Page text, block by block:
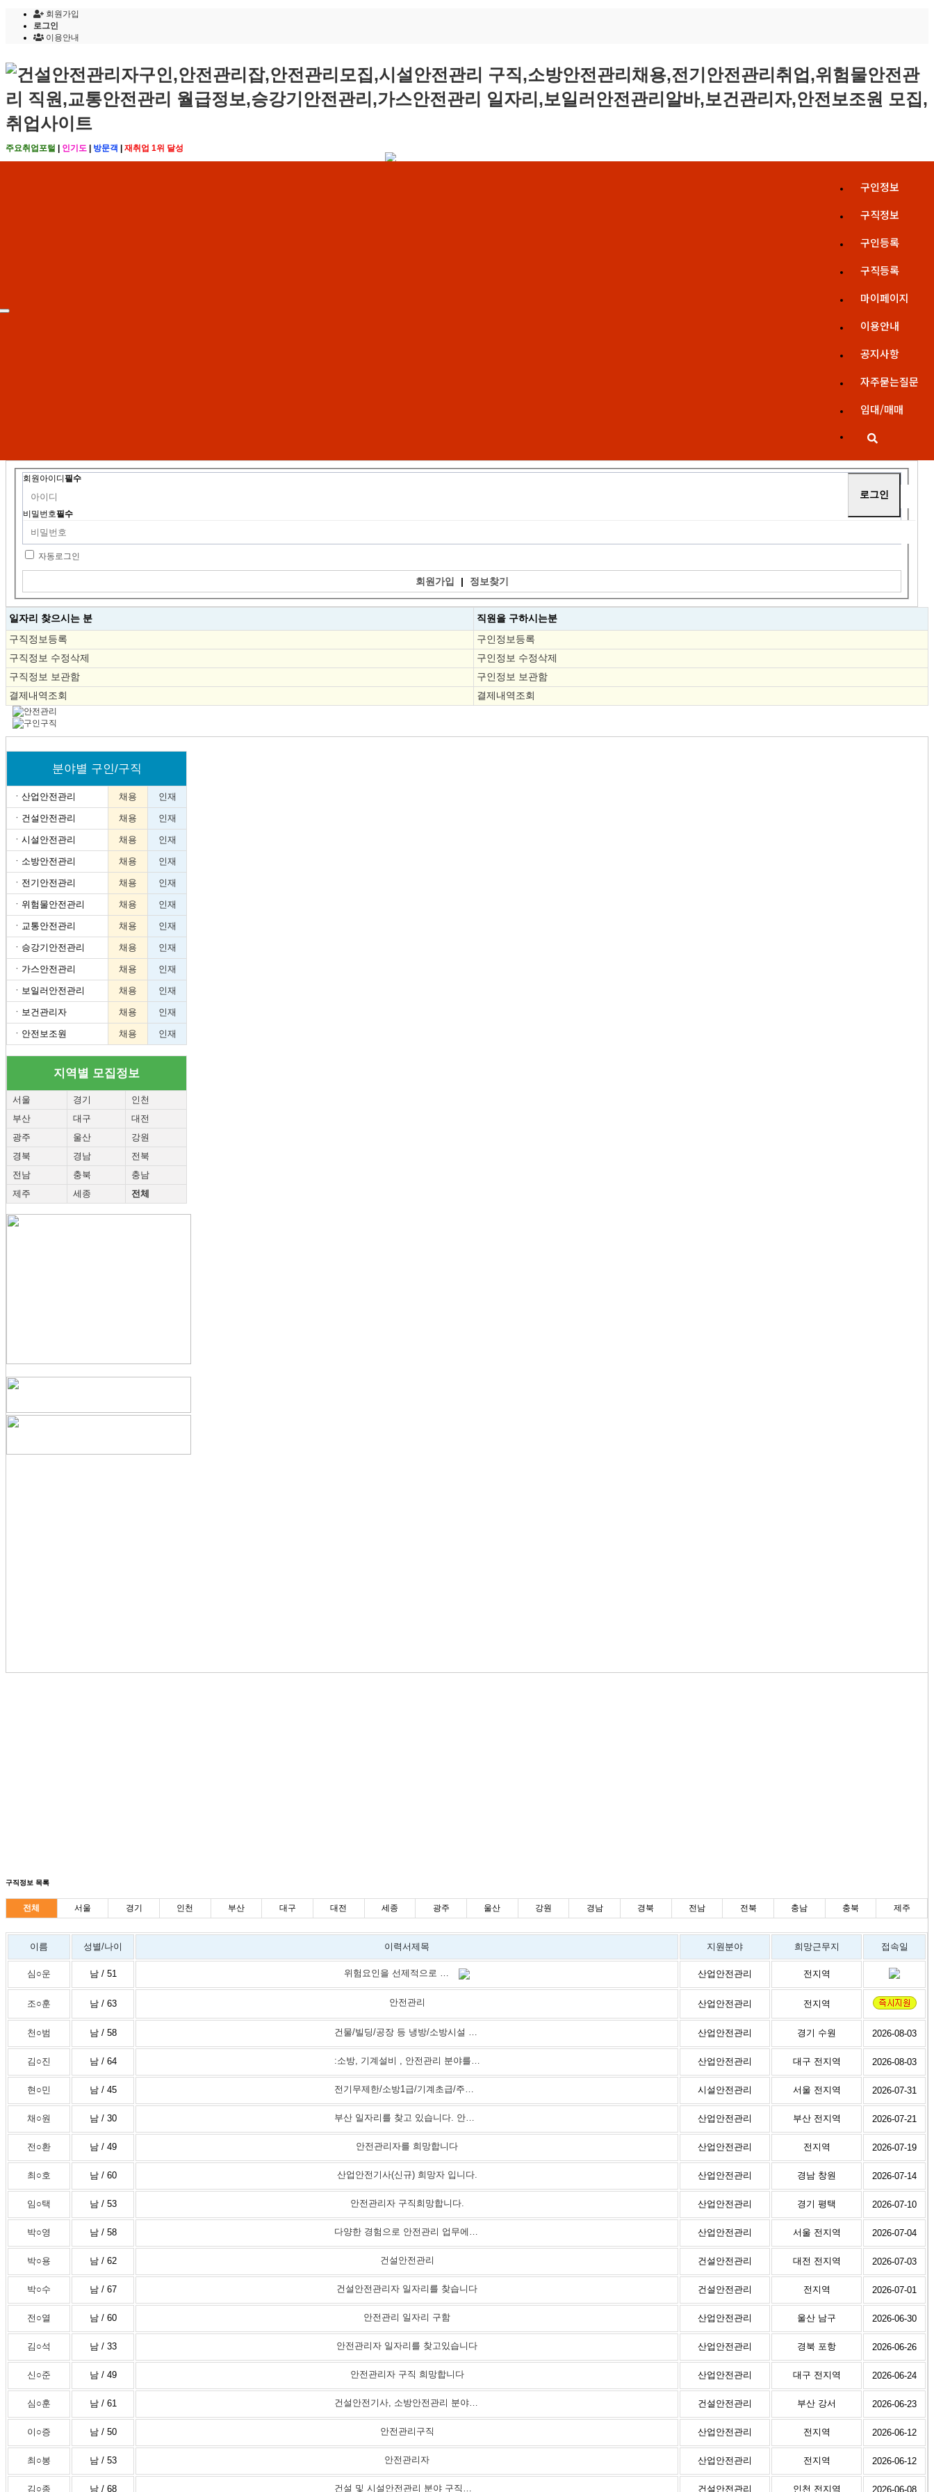
회원가입
로그인
이용안내
주요취업포털 인기도 방문객 재취업 1위 달성
구인정보
구직정보
구인등록
구직등록
마이페이지
이용안내
공지사항
자주묻는질문
임대/매매
회원아이디 필수
비밀번호필수
자동로그인
회원가입 | 정보찾기
일자리 찾으시는 분 직원을 구하시는분
구직정보등록
구인정보등록
구직정보 수정삭제
구인정보 수정삭제
구직정보 보관함
구인정보 보관함
결제내역조회
결제내역조회
분야별 구인/구직
ㆍ 산업안전관리 채용 인재
ㆍ 건설안전관리 채용 인재
ㆍ 시설안전관리 채용 인재
ㆍ 소방안전관리 채용 인재
ㆍ 전기안전관리 채용 인재
ㆍ 위험물안전관리 채용 인재
ㆍ 교통안전관리 채용 인재
ㆍ 승강기안전관리 채용 인재
ㆍ 가스안전관리 채용 인재
ㆍ 보일러안전관리 채용 인재
ㆍ 보건관리자 채용 인재
ㆍ 안전보조원 채용 인재
지역별 모집정보
서울 경기
인천
부산
대구
대전
광주
울산
강원
경북
경남
전북
전남
충북
충남
제주
세종 전체
구직정보 목록
전체 서울 경기 인천 부산 대구 대전 세종 광주 울산 강원 경남 경북 전남 전북 충남 충북 제주
이름 성별/나이 이력서제목 지원분야 희망근무지 접속일
심○운 남 / 51 산업안전관리 전지역
조○훈 남 / 63 안전관리 산업안전관리 전지역
천○범 남 / 58 산업안전관리 경기 수원 2026-08-03
김○진 남 / 64 산업안전관리 대구 전지역 2026-08-03
현○민 남 / 45 시설안전관리 서울 전지역 2026-07-31
채○원 남 / 30 부산 일자리를 찾고 있습니다. 안전관리자 희망합니다 산업안전관리 부산 전지역 2026-07-21
전○환 남 / 49 안전관리자를 희망합니다 산업안전관리 전지역 2026-07-19
최○호 남 / 60 산업안전기사(신규) 희망자 입니다. 산업안전관리 경남 창원 2026-07-14
임○택 남 / 53 안전관리자 구직희망합니다. 산업안전관리 경기 평택 2026-07-10
박○영 남 / 58 산업안전관리 서울 전지역 2026-07-04
박○용 남 / 62 건설안전관리 건설안전관리 대전 전지역 2026-07-03
박○수 남 / 67 건설안전관리자 일자리를 찾습니다 건설안전관리 전지역 2026-07-01
전○열 남 / 60 안전관리 일자리 구함 산업안전관리 울산 남구 2026-06-30
김○석 남 / 33 안전관리자 일자리를 찾고있습니다 산업안전관리 경북 포항 2026-06-26
신○준 남 / 49 안전관리자 구직 희망합니다 산업안전관리 대구 전지역 2026-06-24
심○훈 남 / 61 건설안전기사, 소방안전관리 분야에 취업을 희망합니다. 건설안전관리 부산 강서 2026-06-23
이○증 남 / 50 안전관리구직 산업안전관리 전지역 2026-06-12
최○봉 남 / 53 안전관리자 산업안전관리 전지역 2026-06-12
김○종 남 / 68 건설안전관리 인천 전지역 2026-06-08